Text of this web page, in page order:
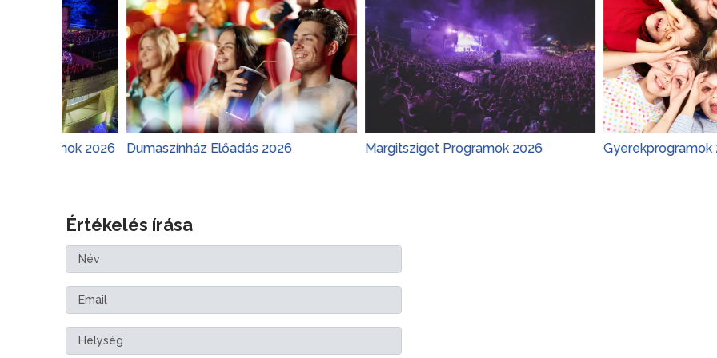
Dumaszínház Előadás 2026 Margitsziget Programok 2026 Gyerekprogramok 2026
Értékelés írása